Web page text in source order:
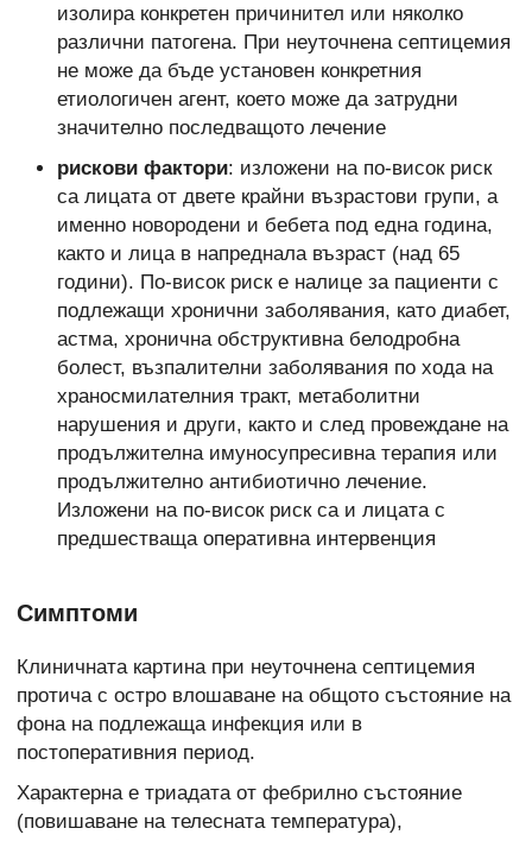
изолира конкретен причинител или няколко
различни патогена. При неуточнена септицемия
не може да бъде установен конкретния
етиологичен агент, което може да затрудни
значително последващото лечение
рискови фактори: изложени на по-висок риск
са лицата от двете крайни възрастови групи, а
именно новородени и бебета под една година,
както и лица в напреднала възраст (над 65
години). По-висок риск е налице за пациенти с
подлежащи хронични заболявания, като диабет,
астма, хронична обструктивна белодробна
болест, възпалителни заболявания по хода на
храносмилателния тракт, метаболитни
нарушения и други, както и след провеждане на
продължителна имуносупресивна терапия или
продължително антибиотично лечение.
Изложени на по-висок риск са и лицата с
предшестваща оперативна интервенция
Симптоми
Клиничната картина при неуточнена септицемия
протича с остро влошаване на общото състояние на
фона на подлежаща инфекция или в
постоперативния период.
Характерна е триадата от фебрилно състояние
(повишаване на телесната температура),